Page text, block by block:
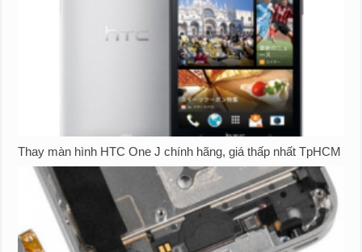
Thay màn hình HTC One J chính hãng, giá thấp nhất TpHCM